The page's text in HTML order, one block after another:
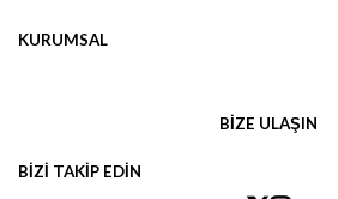
KURUMSAL
BİZE ULAŞIN
BİZİ TAKİP EDİN